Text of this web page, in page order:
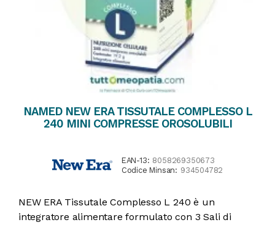
NAMED NEW ERA TISSUTALE COMPLESSO L
240 MINI COMPRESSE OROSOLUBILI
EAN-13: 8058269350673
Codice Minsan: 934504782
NEW ERA Tissutale Complesso L 240 è un
integratore alimentare formulato con 3 Sali di